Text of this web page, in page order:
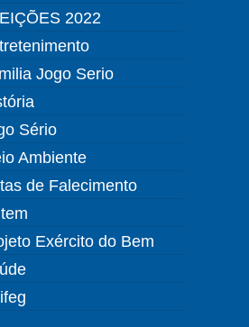
2022
Jogo Serio
Sério
Ambiente
de Falecimento
Exército do Bem